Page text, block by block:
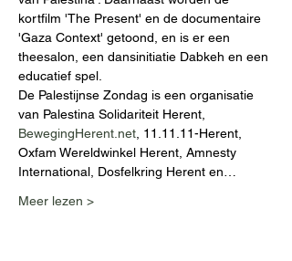
kortfilm 'The Present' en de documentaire
'Gaza Context' getoond, en is er een
theesalon, een dansinitiatie Dabkeh en een
educatief spel.
De Palestijnse Zondag is een organisatie
van Palestina Solidariteit Herent,
BewegingHerent.net , 11.11.11-Herent,
Oxfam Wereldwinkel Herent, Amnesty
International, Dosfelkring Herent en…
Meer lezen >